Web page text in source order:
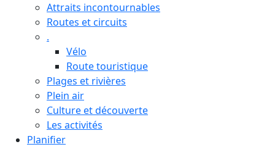
Attraits incontournables
Routes et circuits
.
Vélo
Route touristique
Plages et rivières
Plein air
Culture et découverte
Les activités
Planifier